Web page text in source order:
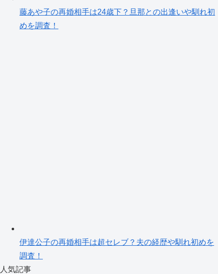
藤あや子の再婚相手は24歳下？旦那との出逢いや馴れ初
めを調査！
伊達公子の再婚相手は超セレブ？夫の経歴や馴れ初めを
調査！
人気記事